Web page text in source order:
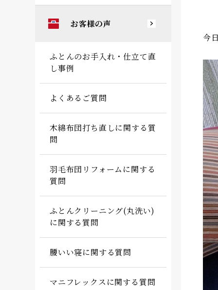
今
お客様の声
ふとんのお手入れ・仕立て直
し事例
よくあるご質問
木綿布団打ち直しに関する質
問
羽毛布団リフォームに関する
質問
ふとんクリーニング(丸洗い)
に関する質問
腰いい寝に関する質問
マニフレックスに関する質問